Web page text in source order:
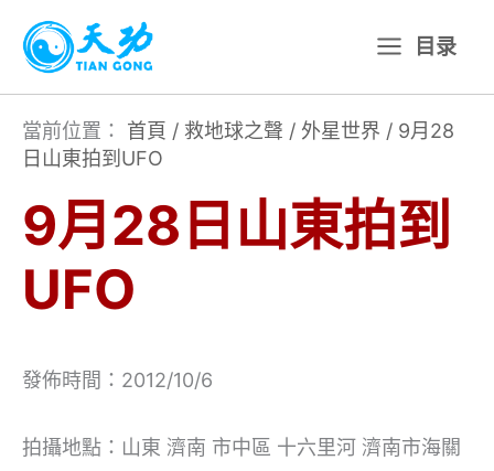
主
目录
當前位置： 首頁 / 救地球之聲 / 外星世界 / 9月28
日山東拍到UFO
9月28日山東拍到
UFO
發佈時間：2012/10/6
拍攝地點：山東 濟南 市中區 十六里河 濟南市海關